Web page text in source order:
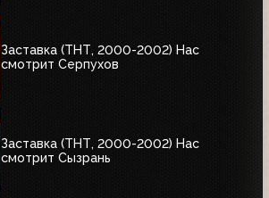
Заставка (ТНТ, 2000-2002) Нас
смотрит Серпухов
Заставка (ТНТ, 2000-2002) Нас
смотрит Сызрань